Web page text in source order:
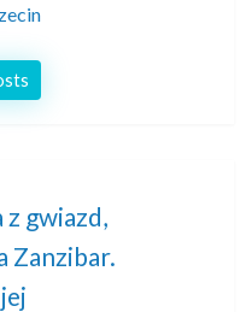
z gwiazd,
Zanzibar.